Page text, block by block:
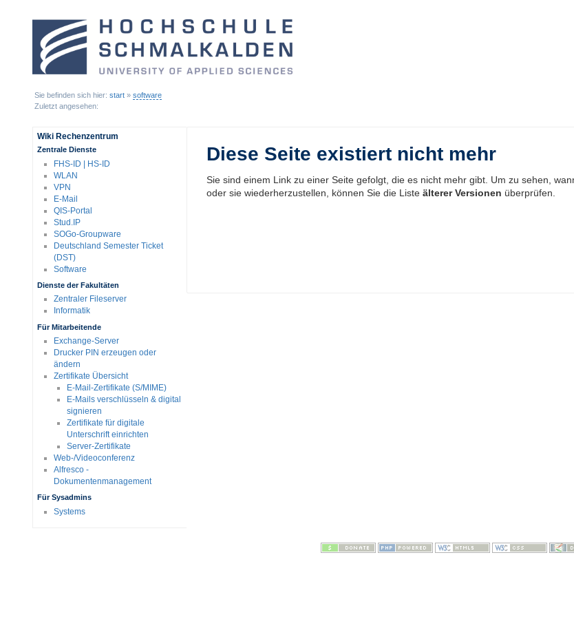
Sie befinden sich hier:start »software
Zuletzt angesehen:
Wiki Rechenzentrum
Zentrale Dienste
FHS-ID | HS-ID
WLAN
VPN
E-Mail
QIS-Portal
Stud.IP
SOGo-Groupware
Deutschland Semester Ticket
(DST)
Software
Dienste der Fakultäten
Zentraler Fileserver
Informatik
Für Mitarbeitende
Exchange-Server
Drucker PIN erzeugen oder
ändern
Zertifikate Übersicht
E-Mail-Zertifikate (S/MIME)
E-Mails verschlüsseln & digital
signieren
Zertifikate für digitale
Unterschrift einrichten
Server-Zertifikate
Web-/Videoconferenz
Alfresco -
Dokumentenmanagement
Für Sysadmins
Systems
Diese Seite existiert nicht mehr
Sie sind einem Link zu einer Seite gefolgt, die es nicht mehr gibt. Um zu sehen,
oder sie wiederherzustellen, können Sie die Liste älterer Versionen überprüfen.